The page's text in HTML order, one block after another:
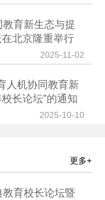
育新生态与提
北京隆重举行
2025-11-02
人机协同教育新
长论坛”的通知
2025-10-10
更多+
教育校长论坛暨